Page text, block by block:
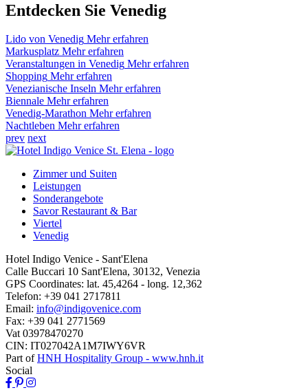
Entdecken Sie Venedig
Lido von Venedig Mehr erfahren
Markusplatz Mehr erfahren
Veranstaltungen in Venedig Mehr erfahren
Shopping Mehr erfahren
Venezianische Inseln Mehr erfahren
Biennale Mehr erfahren
Venedig-Marathon Mehr erfahren
Nachtleben Mehr erfahren
prev next
Zimmer und Suiten
Leistungen
Sonderangebote
Savor Restaurant & Bar
Viertel
Venedig
Hotel Indigo Venice - Sant'Elena
Calle Buccari 10 Sant'Elena, 30132, Venezia
GPS Coordinates: lat. 45,4264 - long. 12,362
Telefon: +39 041 2717811
Email: info@indigovenice.com
Fax: +39 041 2771569
Vat03978470270
CIN: IT027042A1M7IWY6VR
Part of HNH Hospitality Group - www.hnh.it
Social